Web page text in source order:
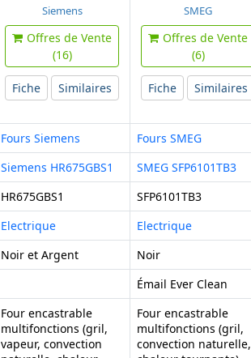
Siemens
Offres de Vente
(16)
Fiche Similaires
SMEG
Offres de Vente
(6)
Fiche Similaires
Fours Siemens
Fours SMEG
Siemens HR675GBS1
SMEG SFP6101TB3
HR675GBS1
SFP6101TB3
Electrique
Electrique
Noir et Argent
Noir
Émail Ever Clean
Four encastrable
multifonctions (gril,
vapeur, convection
Four encastrable
multifonctions (gril,
convection naturelle,